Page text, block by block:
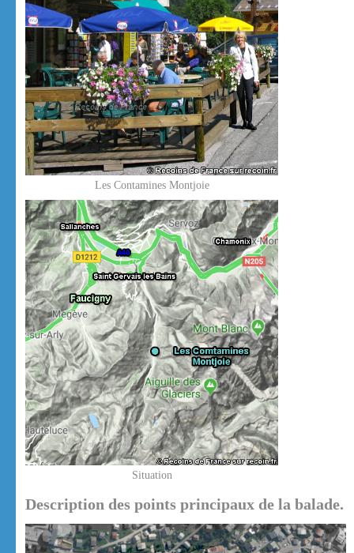
Les Contamines Montjoie
Situation
Description des points principaux de la balade.